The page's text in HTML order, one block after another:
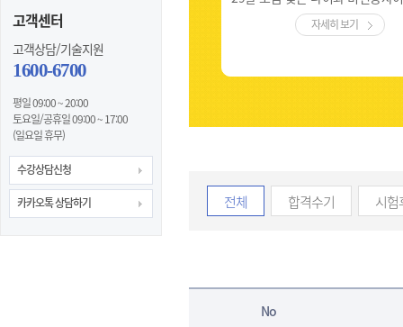
고객센터
고객상담/기술지원
1600-6700
평일 09:00 ~ 20:00
토요일/공휴일 09:00 ~ 17:00
(일요일 휴무)
수강상담신청
카카오톡 상담하기
자세히 보기
전체 합격수기 시험
No